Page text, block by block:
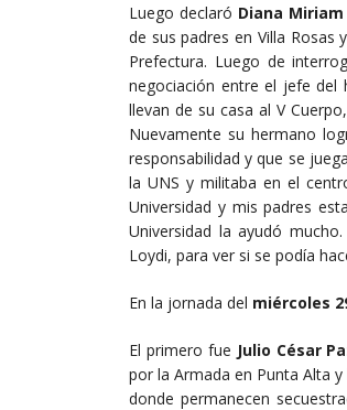
Luego declaró Diana
de sus padres en Villa Rosas
Prefectura. Luego de
negociación entre el jefe del
llevan de su casa al V
Nuevamente su hermano
responsabilidad y que se
la UNS y militaba en el
Universidad y mis padres
Universidad la ayudó
Loydi, para ver si se podía
En la jornada del miércoles
El primero fue Julio César
por la Armada en Punta Alta
donde permanecen